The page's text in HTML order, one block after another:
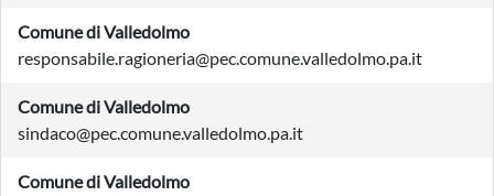
Comune di Valledolmo
responsabile.ragioneria@pec.comune.valledolmo.pa.it
Comune di Valledolmo
sindaco@pec.comune.valledolmo.pa.it
Comune di Valledolmo